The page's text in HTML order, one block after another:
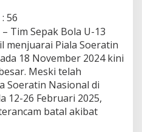
56
– Tim Sepak Bola U-13
menjuarai Piala Soeratin
18 November 2024 kini
Meski telah
Soeratin Nasional di
12-26 Februari 2025,
batal akibat